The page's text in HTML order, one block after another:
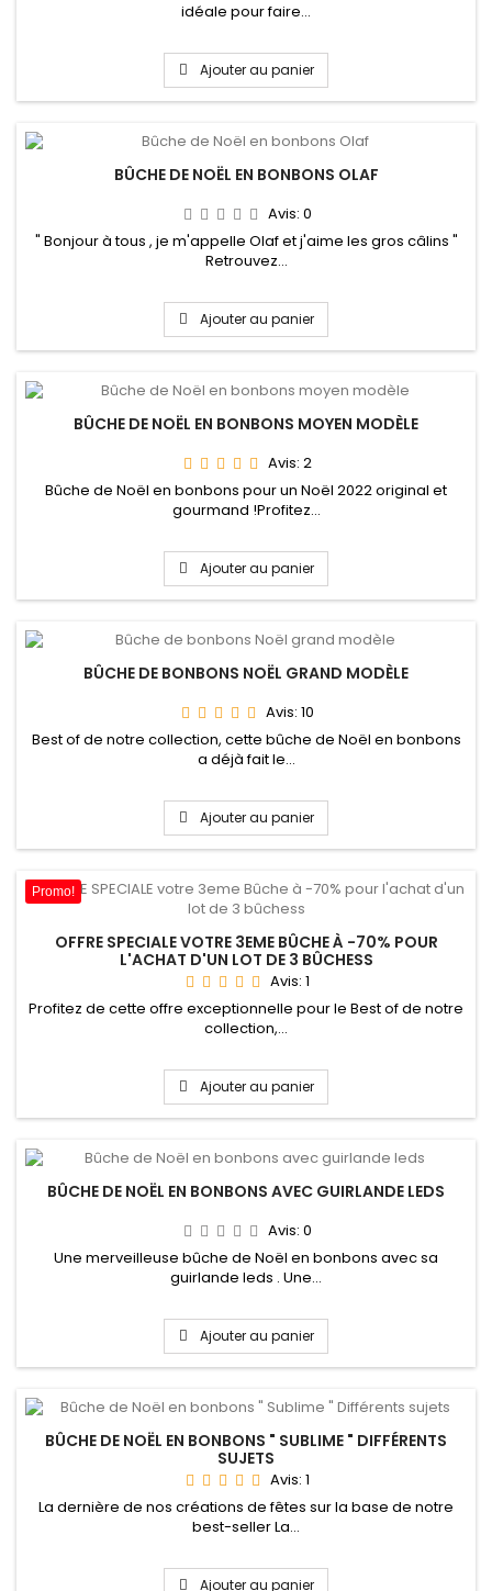
idéale pour faire...
Ajouter au panier
BÛCHE DE NOËL EN BONBONS OLAF
Avis: 0
" Bonjour à tous , je m'appelle Olaf et j'aime les gros câlins "
Retrouvez...
Ajouter au panier
BÛCHE DE NOËL EN BONBONS MOYEN MODÈLE
Avis: 2
Bûche de Noël en bonbons pour un Noël 2022 original et
gourmand !Profitez...
Ajouter au panier
BÛCHE DE BONBONS NOËL GRAND MODÈLE
Avis: 10
Best of de notre collection, cette bûche de Noël en bonbons
a déjà fait le...
Ajouter au panier
Promo!
OFFRE SPECIALE VOTRE 3EME BÛCHE À -70% POUR
L'ACHAT D'UN LOT DE 3 BÛCHESS
Avis: 1
Profitez de cette offre exceptionnelle pour le Best of de notre
collection,...
Ajouter au panier
BÛCHE DE NOËL EN BONBONS AVEC GUIRLANDE LEDS
Avis: 0
Une merveilleuse bûche de Noël en bonbons avec sa
guirlande leds . Une...
Ajouter au panier
BÛCHE DE NOËL EN BONBONS " SUBLIME " DIFFÉRENTS
SUJETS
Avis: 1
La dernière de nos créations de fêtes sur la base de notre
best-seller La...
Ajouter au panier